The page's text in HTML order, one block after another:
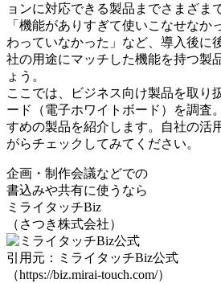
ョンに対応できる製品までさまざま
「機能がありすぎて使いこなせなか
わっていなかった」など、 導入後に
社の用途にマッチした機能を持つ製
ょう。
ここでは、ビジネス向け製品を取り
ード（電子ホワイトボード）を調査
すめの製品を紹介します。自社の活
がらチェックしてみてください。
企画・制作会議などでの
書込みや共有に使うなら
ミライタッチBiz
（さつき株式会社）
引用元：ミライタッチBiz公式
（https://biz.mirai-touch.com/）